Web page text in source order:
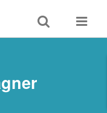
Toggle
search
Toggle